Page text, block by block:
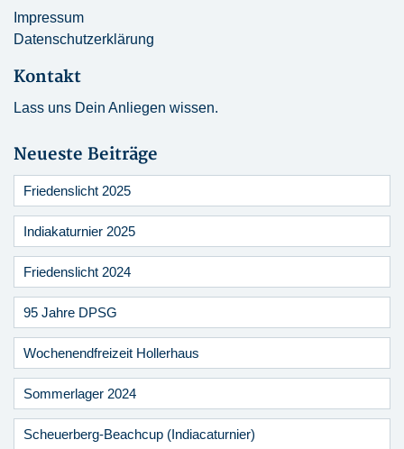
Impressum
Datenschutzerklärung
Kontakt
Lass uns Dein Anliegen wissen.
Neueste Beiträge
Friedenslicht 2025
Indiakaturnier 2025
Friedenslicht 2024
95 Jahre DPSG
Wochenendfreizeit Hollerhaus
Sommerlager 2024
Scheuerberg-Beachcup (Indiacaturnier)